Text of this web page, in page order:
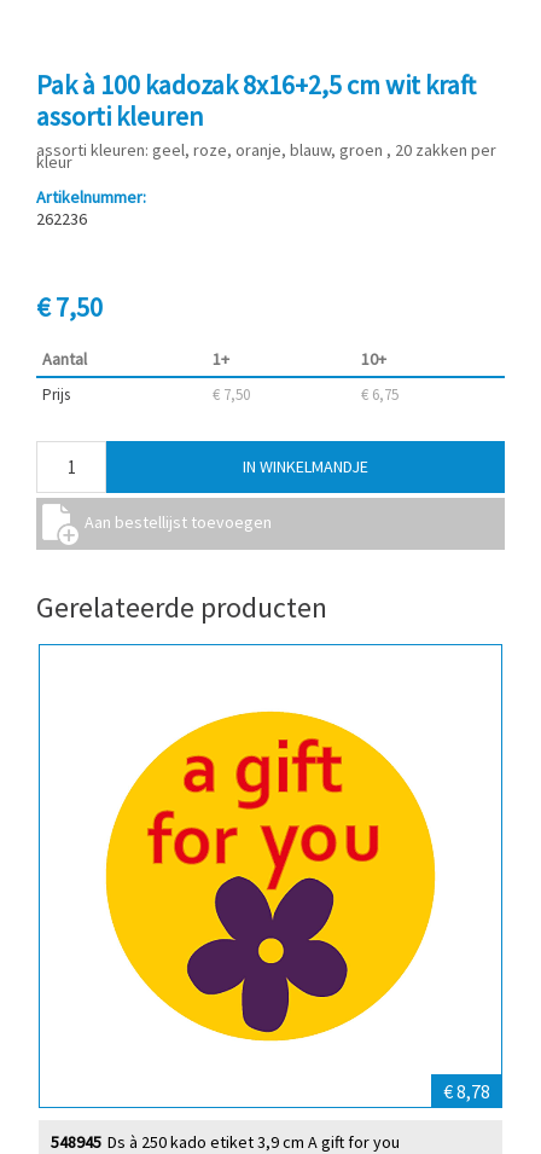
Pak à 100 kadozak 8x16+2,5 cm wit kraft
assorti kleuren
assorti kleuren: geel, roze, oranje, blauw, groen , 20 zakken per
kleur
Artikelnummer:
262236
€ 7,50
Aantal 1+ 10+
Prijs € 7,50 € 6,75
Gerelateerde producten
€ 8,78
Ds à 250 kado etiket 3,9 cm A gift for you
548945